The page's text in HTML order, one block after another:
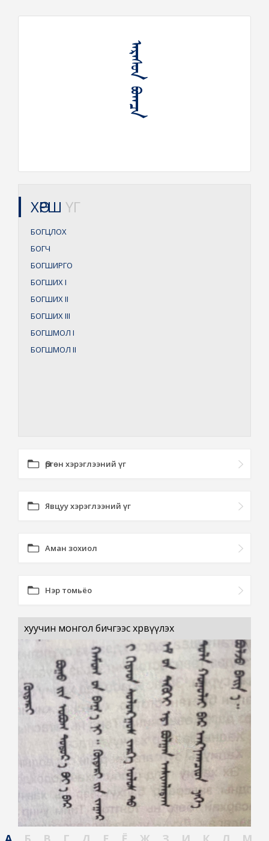
ᠠᠷᠠᠰᠤᠨ ᠪᠣᠭᠴᠠ
ХӨРШ ҮГ
БОГЦЛОХ
БОГЧ
БОГШИРГО
БОГШИХI
БОГШИХII
БОГШИХIII
БОГШМОЛ I
БОГШМОЛ II
Өргөн хэрэглээний үг
Явцуу хэрэглээний үг
Аман зохиол
Нэр томьёо
хуучин монгол бичгээс хөрвүүлэх